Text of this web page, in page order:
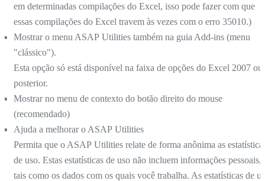
em determinadas compilações do Excel, isso pode fazer com que
essas compilações do Excel travem às vezes com o erro 35010.)
Mostrar o menu ASAP Utilities também na guia Add-ins (menu
"clássico").
Esta opção só está disponível na faixa de opções do Excel 2007 ou
posterior.
Mostrar no menu de contexto do botão direito do mouse
(recomendado)
Ajuda a melhorar o ASAP Utilities
Permita que o ASAP Utilities relate de forma anônima as
de uso. Estas estatísticas de uso não incluem informações pessoais,
tais como os dados com os quais você trabalha. As estatísticas de